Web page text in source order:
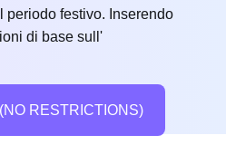
periodo festivo. Inserendo
di base sull'
RESTRICTIONS)